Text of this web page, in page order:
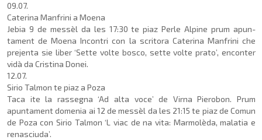
09.07.
Caterina Manfrini a Moena
Jebia 9 de messèl da les 17:30 te piaz Perle Alpine prum apun­
tament de Moena In­contri con la scritora Caterina Manfrini che
prejenta sie liber ‘Sette volte bosco, sette volte prato’, enconter
vidà da Cristina Donei.
12.07.
Sirio Talmon te piaz a Poza
Taca ite la rassegna ‘Ad alta voce’ de Virna Pierobon. Prum
apuntament domenia ai 12 de messèl da les 21:15 te piaz de Comun
de Poza con Sirio Talmon ‘L viac de na vita: Marmolèda, malatia e
renasciuda’.